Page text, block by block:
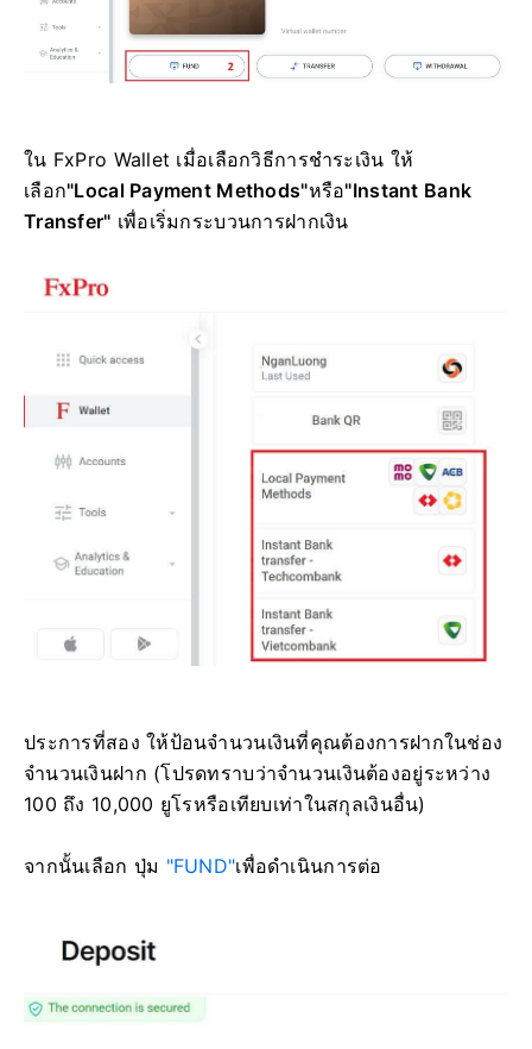
ใน FxPro Wallet เมื่อเลือกวิธีการชำระเงิน ให้
เลือก"Local Payment Methods"หรือ"Instant Bank
Transfer" เพื่อเริ่มกระบวนการฝากเงิน
ประการที่สอง ให้ป้อนจำนวนเงินที่คุณต้องการฝากในช่อง
จำนวนเงินฝาก (โปรดทราบว่าจำนวนเงินต้องอยู่ระหว่าง
100 ถึง 10,000 ยูโรหรือเทียบเท่าในสกุลเงินอื่น)
จากนั้นเลือก ปุ่ม "FUND"เพื่อดำเนินการต่อ